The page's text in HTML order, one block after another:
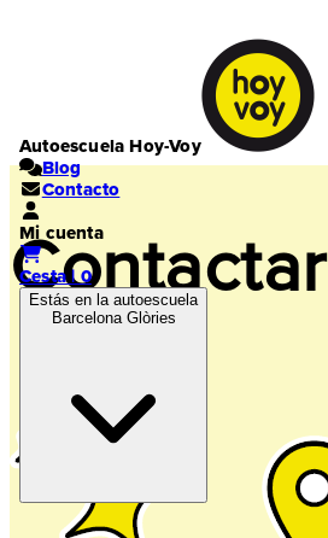
Autoescuela Hoy-Voy
Blog
Contacto
Mi cuenta
Cesta | 0
Estás en la autoescuela
Barcelona Glòries
Contactar